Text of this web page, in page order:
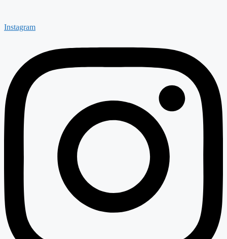
Instagram